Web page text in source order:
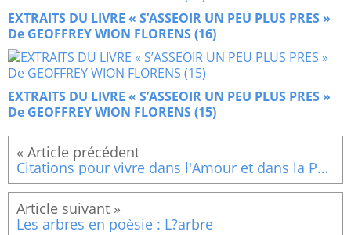
EXTRAITS DU LIVRE « S’ASSEOIR UN PEU PLUS PRES »
De GEOFFREY WION FLORENS (16)
EXTRAITS DU LIVRE « S’ASSEOIR UN PEU PLUS PRES »
De GEOFFREY WION FLORENS (15)
Citations pour vivre dans l'Amour et dans la Paix : La quiétude
Les arbres en poèsie : L?arbre